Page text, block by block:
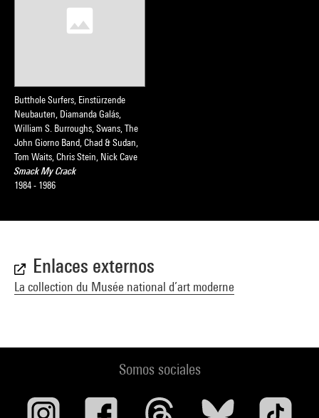
Butthole Surfers, Einstürzende
Neubauten, Diamanda Galás,
William S. Burroughs, Swans, The
John Giorno Band, Chad & Sudan,
Tom Waits, Chris Stein, Nick Cave
Smack My Crack
1984 - 1986
Enlaces externos
La collection du Musée national d’art moderne
Somos sociales